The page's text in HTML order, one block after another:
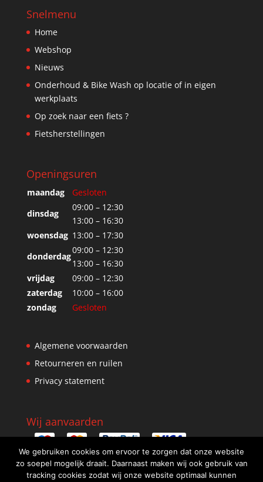
Snelmenu
Home
Webshop
Nieuws
Onderhoud & Bike Wash op locatie of in eigen
werkplaats
Op zoek naar een fiets ?
Fietsherstellingen
Openingsuren
maandag
Gesloten
dinsdag
09:00 – 12:30
13:00 – 16:30
woensdag 13:00 – 17:30
donderdag
09:00 – 12:30
13:00 – 16:30
vrijdag
09:00 – 12:30
zaterdag
10:00 – 16:00
zondag
Gesloten
Algemene voorwaarden
Retourneren en ruilen
Privacy statement
Wij aanvaarden
We gebruiken cookies om ervoor te zorgen dat onze website
zo soepel mogelijk draait. Daarnaast maken wij ook gebruik van
tracking cookies zodat wij onze website optimaal kunnen